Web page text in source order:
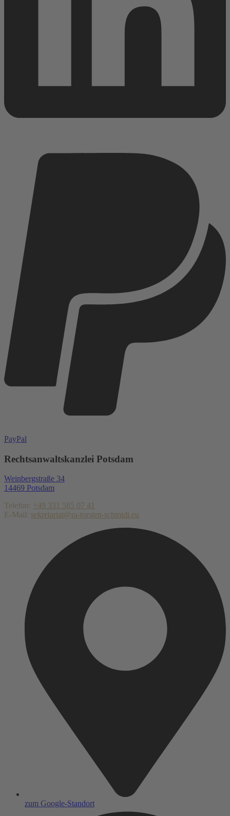
PayPal
Rechtsanwaltskanzlei Potsdam
Weinbergstraße 34
14469 Potsdam
Telefon: +49 331 585 07 41
E-Mail: sekretariat@ra-torsten-schmidt.eu
zum Google-Standort